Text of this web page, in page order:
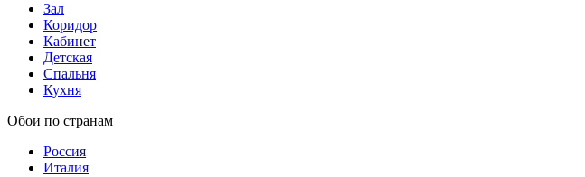
Зал
Коридор
Кабинет
Детская
Спальня
Кухня
Обои по странам
Россия
Италия